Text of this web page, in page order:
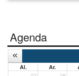
Agenda
Al. Ar.